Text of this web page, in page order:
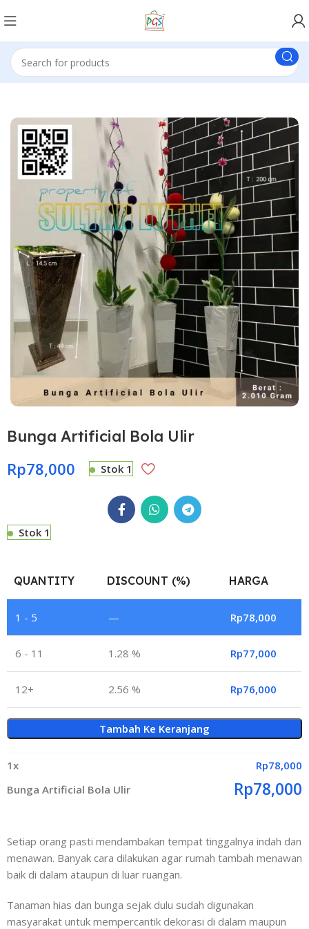
Bunga Artificial Bola Ulir
Rp78,000 Stok 1
Stok 1
QUANTITY DISCOUNT (%) HARGA
1 - 5 — Rp78,000
6 - 11 1.28 % Rp77,000
12+ 2.56 % Rp76,000
Tambah Ke Keranjang
1x Rp78,000
Bunga Artificial Bola Ulir
Rp78,000
Setiap orang pasti mendambakan tempat tinggalnya indah dan
menawan. Banyak cara dilakukan agar rumah tambah menawan
baik di dalam ataupun di luar ruangan.
Tanaman hias dan bunga sejak dulu sudah digunakan
masyarakat untuk mempercantik dekorasi di dalam maupun